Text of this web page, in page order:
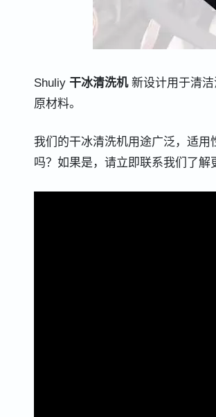
Shuliy 干冰清洗机新设计用于清洁
原材料。
我们的干冰清洗机用途广泛，适
吗？如果是，请立即联系我们了解